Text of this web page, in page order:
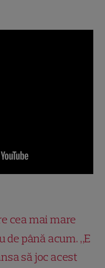
cea mai mare
de până acum. „E
să joc acest